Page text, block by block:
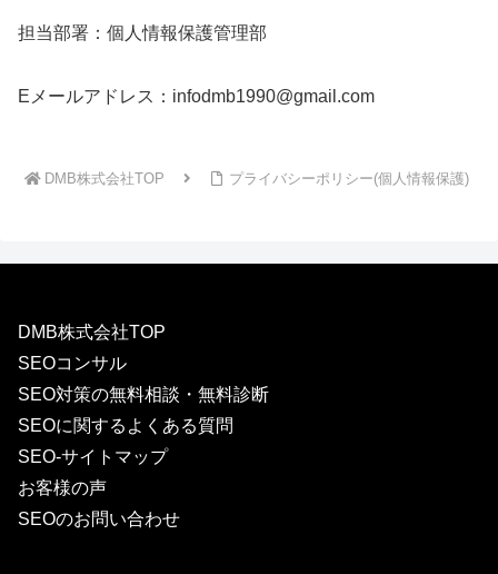
担当部署：個人情報保護管理部
Eメールアドレス：infodmb1990@gmail.com
DMB株式会社TOP プライバシーポリシー(個人情報保護)
DMB株式会社TOP
SEOコンサル
SEO対策の無料相談・無料診断
SEOに関するよくある質問
SEO-サイトマップ
お客様の声
SEOのお問い合わせ